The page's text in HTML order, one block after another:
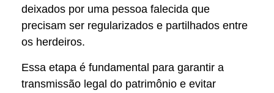
deixados por uma pessoa falecida que
precisam ser regularizados e partilhados entre
os herdeiros.
Essa etapa é fundamental para garantir a
transmissão legal do patrimônio e evitar